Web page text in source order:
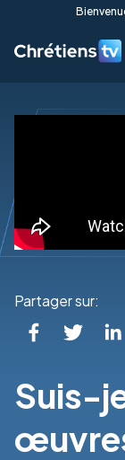
Partager sur:
Suis-